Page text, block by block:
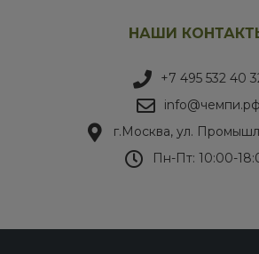
НАШИ
+7 495 532 40
info@чемпи.рф
г.Москва, ул.
Пн-Пт: 10:00-